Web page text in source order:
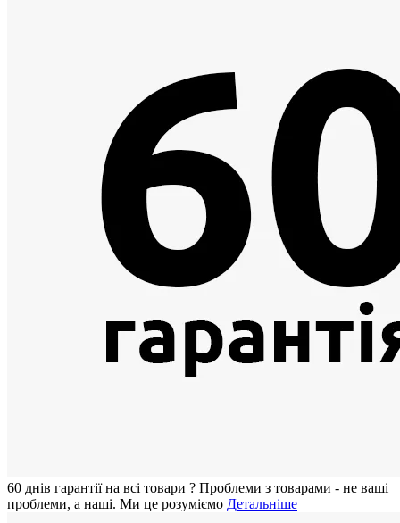
60 днiв гарантії на всi товари ? Проблеми з товарами - не ваші
проблеми, а наші. Ми це розуміємо Детальніше